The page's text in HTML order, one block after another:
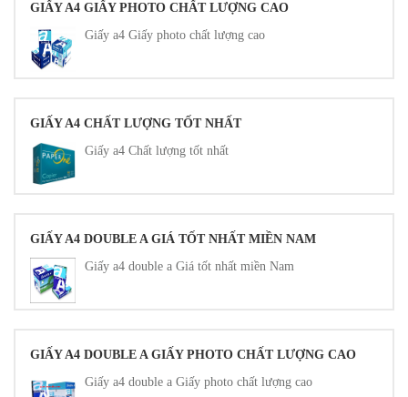
GIẤY A4 GIẤY PHOTO CHẤT LƯỢNG CAO
Giấy a4 Giấy photo chất lượng cao
GIẤY A4 CHẤT LƯỢNG TỐT NHẤT
Giấy a4 Chất lượng tốt nhất
GIẤY A4 DOUBLE A GIÁ TỐT NHẤT MIỀN NAM
Giấy a4 double a Giá tốt nhất miền Nam
GIẤY A4 DOUBLE A GIẤY PHOTO CHẤT LƯỢNG CAO
Giấy a4 double a Giấy photo chất lượng cao